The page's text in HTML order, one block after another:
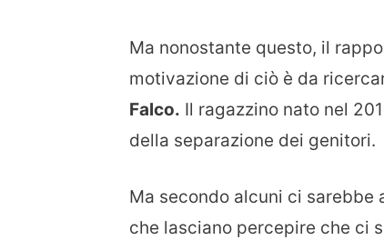
Ma nonostante questo, il
motivazione di ciò è da
Falco. Il ragazzino nato nel
della separazione dei genitori.
Ma secondo alcuni ci sarebbe
che lasciano percepire che ci